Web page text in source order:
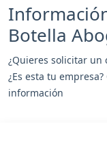
Botella
¿Quieres solicitar un
¿Es esta tu
información